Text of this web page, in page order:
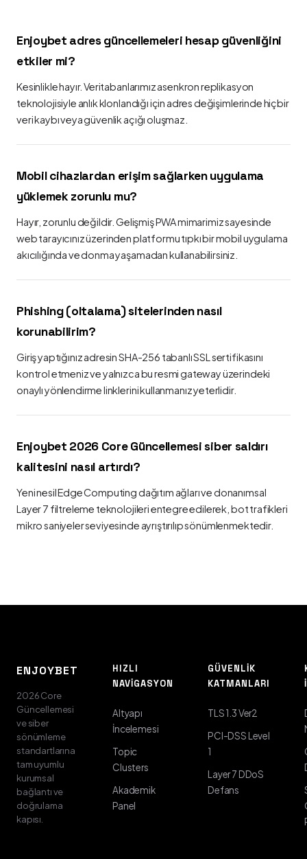
Enjoybet adres güncellemeleri hesap güvenliğini
etkiler mi?
Kesinlikle hayır. Veritabanlarımız asenkron replikasyon
teknolojisiyle anlık klonlandığı için adres değişimlerinde hiçbir
veri kaybı veya güvenlik açığı oluşmaz.
Mobil cihazlardan erişim sağlarken uygulama
yüklemek zorunlu mu?
Hayır, zorunlu değildir. Gelişmiş PWA mimarimiz sayesinde
web tarayıcınız üzerinden platformu tıpkı bir mobil uygulama
akıcılığında ve donma yaşamadan kullanabilirsiniz.
Phishing (oltalama) sitelerinden nasıl
korunabilirim?
Giriş yaptığınız adresin SHA-256 tabanlı SSL sertifikasını
kontrol etmeniz ve yalnızca bu resmi gateway üzerindeki
onaylı yönlendirme linklerini kullanmanız yeterlidir.
Enjoybet 2026 Core Güncellemesi siber saldırı
kalitesini nasıl artırdı?
Yeni nesil Edge Computing dağıtım ağları ve donanımsal
Layer 7 filtreleme teknolojileri entegre edilerek, bot trafikleri
mikro saniyeler seviyesinde ayrıştırılıp sönümlenmektedir.
ENJOYBET
2026 Core
Güncellemesi
ve siber
sönümleme
standartlarına
tam uyumlu
kurumsal
bağlantı ve
doğrulama
kapısı.
HIZLI
NAVIGASYON
Altyapı
İncelemesi
Topic
Clusters
Akademik
Panel
GÜVENLIK
KATMANLARI
TLS 1.3 Ver2
PCI-DSS Level
1
Layer 7 DDoS
Defans